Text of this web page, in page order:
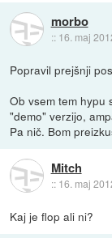
morbo
:: 16. maj
Popravil prejšnji
Ob vsem tem hypu
"demo" verzijo,
Pa nič. Bom
Mitch
:: 16. maj
Kaj je flop ali ni?